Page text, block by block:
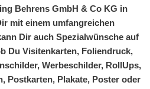
Behrens GmbH & Co KG in
mit einem umfangreichen
Dir auch Spezialwünsche auf
Du Visitenkarten, Foliendruck,
Werbeschilder, RollUps,
Postkarten, Plakate, Poster oder